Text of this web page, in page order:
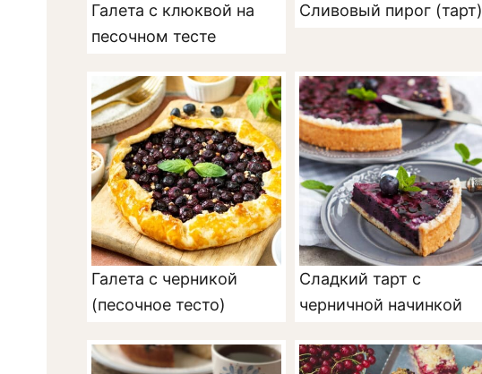
Галета с клюквой на
песочном тесте
Сливовый пирог (тарт)
Галета с черникой
(песочное тесто)
Сладкий тарт с
черничной начинкой